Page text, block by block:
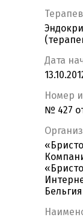
Дата
Номер
№ 427 от
Бельгия